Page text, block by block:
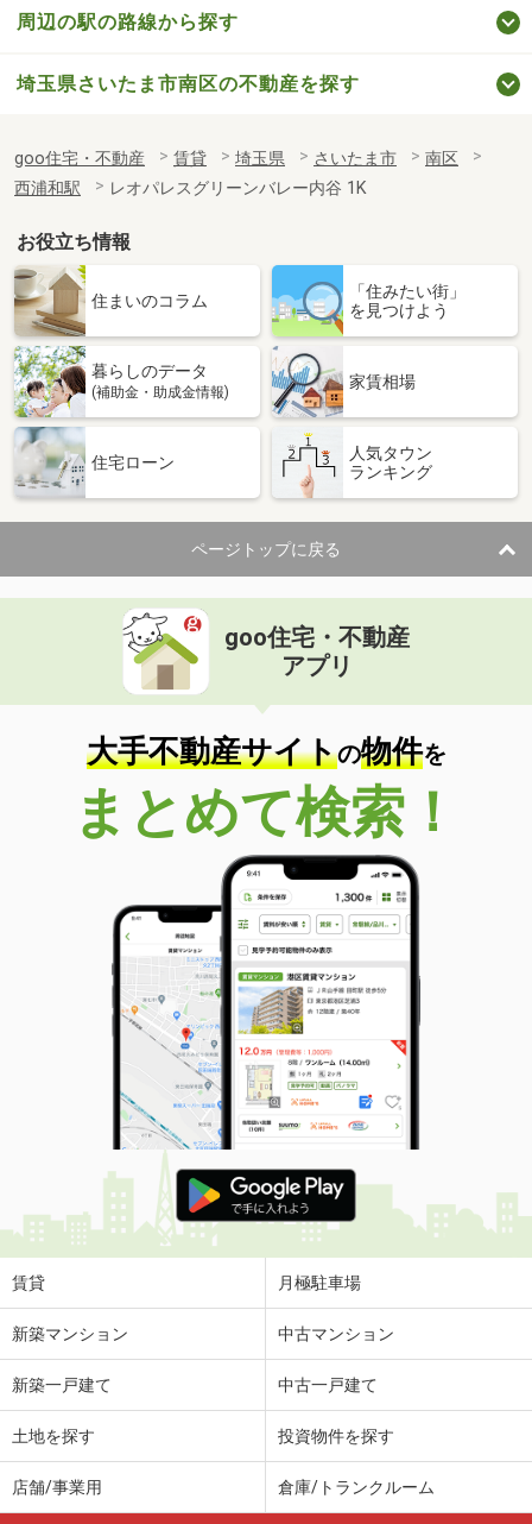
周辺の駅の路線から探す
埼玉県さいたま市南区の不動産を探す
goo住宅・不動産 賃貸 埼玉県 さいたま市
南区
西浦和駅
レオパレスグリーンバレー内谷 1K
お役立ち情報
住まいのコラム
「住みたい街」
を見つけよう
暮らしのデータ
(補助金・助成金情報)
家賃相場
住宅ローン
人気タウン
ランキング
ページトップに戻る
goo住宅・不動産
アプリ
大手不動産サイトの物件を
まとめて検索！
賃貸 月極駐車場
新築マンション 中古マンション
新築一戸建て 中古一戸建て
土地を探す 投資物件を探す
店舗/事業用 倉庫/トランクルーム